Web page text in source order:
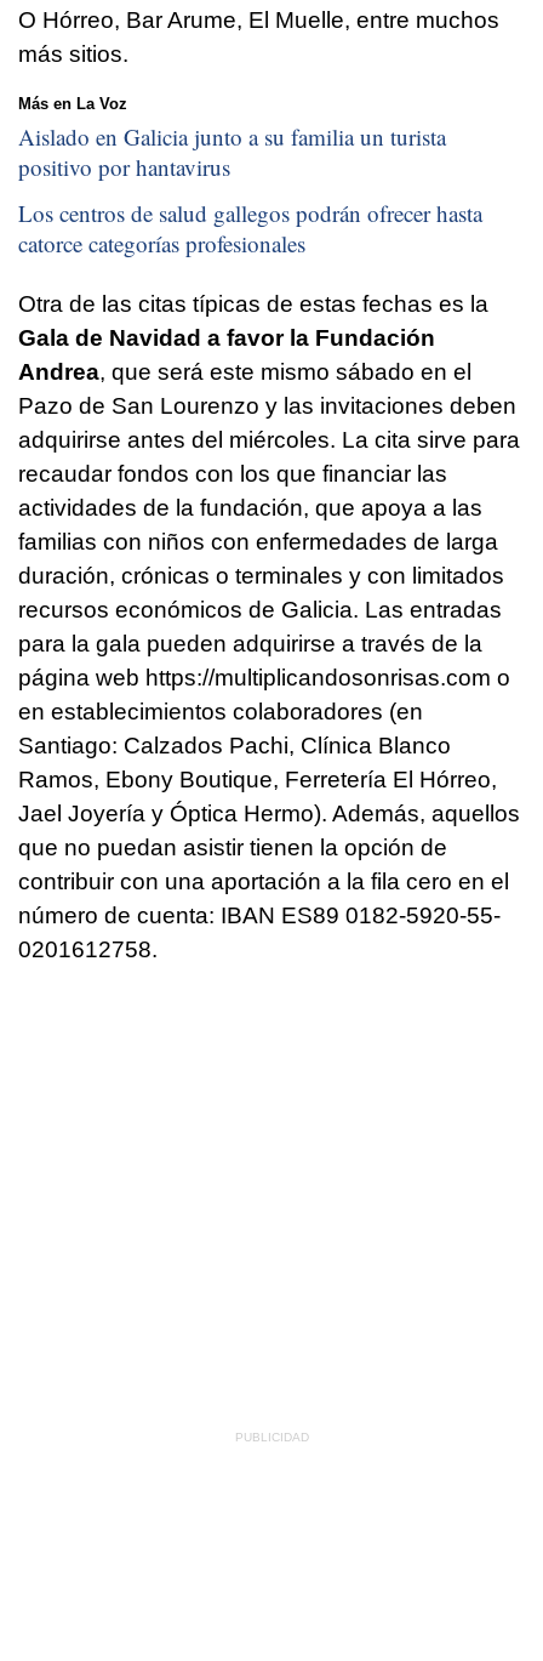
O Hórreo, Bar Arume, El Muelle, entre muchos
más sitios.
Más en La Voz
Aislado en Galicia junto a su familia un turista
positivo por hantavirus
Los centros de salud gallegos podrán ofrecer hasta
catorce categorías profesionales
Otra de las citas típicas de estas fechas es la
Gala de Navidad a favor la Fundación
Andrea, que será este mismo sábado en el
Pazo de San Lourenzo y las invitaciones deben
adquirirse antes del miércoles. La cita sirve para
recaudar fondos con los que financiar las
actividades de la fundación, que apoya a las
familias con niños con enfermedades de larga
duración, crónicas o terminales y con limitados
recursos económicos de Galicia. Las entradas
para la gala pueden adquirirse a través de la
página web https://multiplicandosonrisas.com o
en establecimientos colaboradores (en
Santiago: Calzados Pachi, Clínica Blanco
Ramos, Ebony Boutique, Ferretería El Hórreo,
Jael Joyería y Óptica Hermo). Además, aquellos
que no puedan asistir tienen la opción de
contribuir con una aportación a la fila cero en el
número de cuenta: IBAN ES89 0182-5920-55-
0201612758.